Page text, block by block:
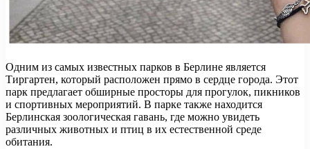
Одним из самых известных парков в Берлине является
Тиргартен, который расположен прямо в сердце города. Этот
парк предлагает обширные просторы для прогулок, пикников
и спортивных мероприятий. В парке также находится
Берлинская зоологическая гавань, где можно увидеть
различных животных и птиц в их естественной среде
обитания.